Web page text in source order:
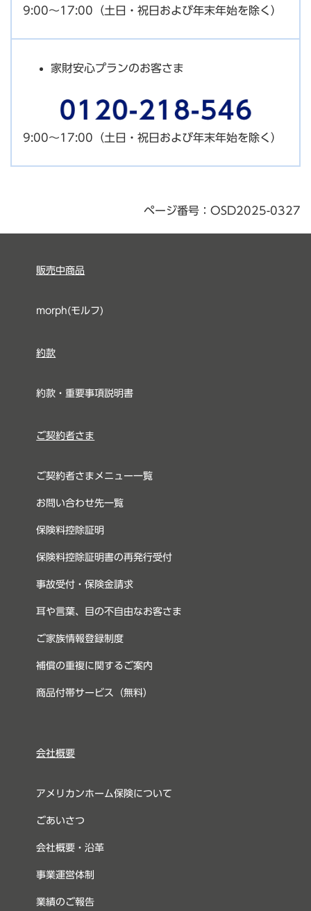
9:00～17:00（土日・祝日および年末年始を除く）
家財安心プランのお客さま
9:00～17:00（土日・祝日および年末年始を除く）
ページ番号：OSD2025-0327
販売中商品
morph(モルフ)
約款
約款・重要事項説明書
ご契約者さま
ご契約者さまメニュー一覧
お問い合わせ先一覧
保険料控除証明
保険料控除証明書の再発行受付
事故受付・保険金請求
耳や言葉、目の不自由なお客さま
ご家族情報登録制度
補償の重複に関するご案内
商品付帯サービス（無料）
会社概要
アメリカンホーム保険について
ごあいさつ
会社概要・沿革
事業運営体制
業績のご報告